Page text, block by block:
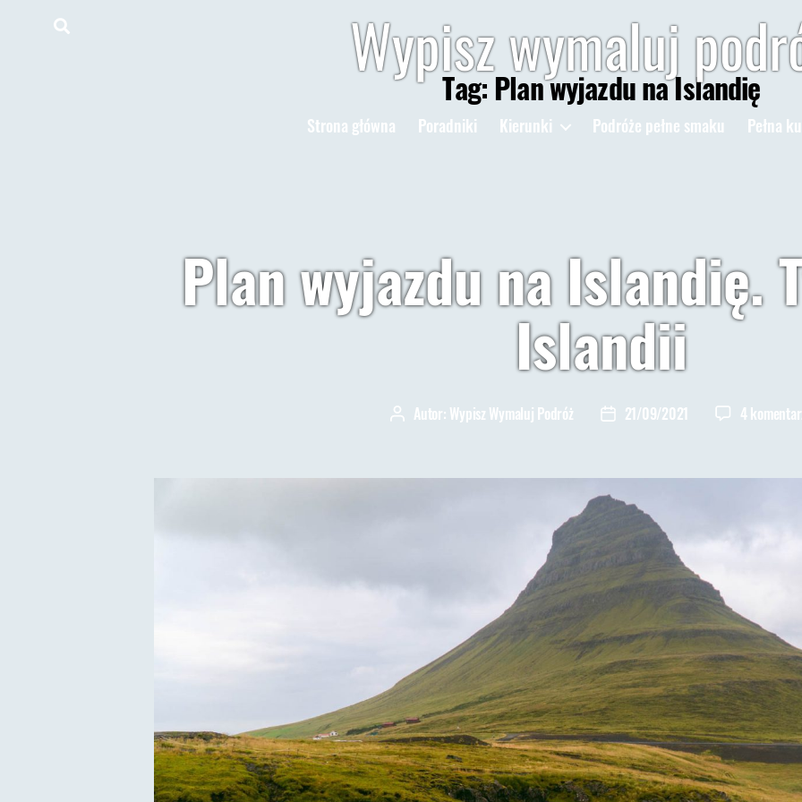
Wypisz wymaluj
Strona główna Poradniki Kierunki Podróże pełne smaku Pełna
Tag: Plan wyjazdu na Islandię
Plan wyjazdu na Islandię.
Islandii
AutorAutor: Wypisz Wymaluj Podróż
Data21/09/2021 4